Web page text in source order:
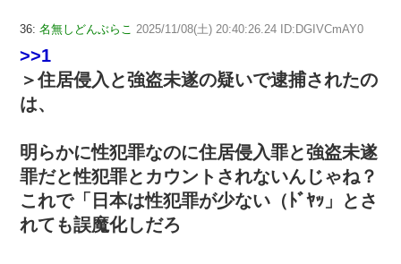
36: 名無しどんぶらこ 2025/11/08(土) 20:40:26.24 ID:DGIVCmAY0
>>1
＞住居侵入と強盗未遂の疑いで逮捕されたの
は、
明らかに性犯罪なのに住居侵入罪と強盗未遂
罪だと性犯罪とカウントされないんじゃね？
これで「日本は性犯罪が少ない（ﾄﾞﾔｯ」とさ
れても誤魔化しだろ